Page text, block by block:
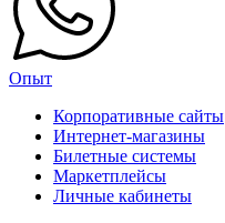
Опыт
Корпоративные сайты
Интернет-магазины
Билетные системы
Маркетплейсы
Личные кабинеты